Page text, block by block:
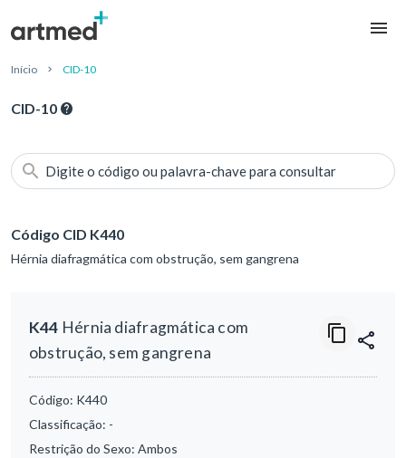
Início CID-10
CID-10
Digite o código ou palavra-chave para consultar
Código CID K440
Hérnia diafragmática com obstrução, sem gangrena
K44 Hérnia diafragmática com
obstrução, sem gangrena
Código: K440
Classificação: -
Restrição do Sexo: Ambos